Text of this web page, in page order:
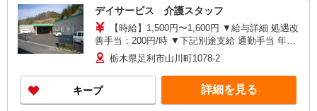
デイサービス 介護スタッフ
【時給】1,500円〜1,600円 ▼給与詳細 処遇改
善手当：200円/時 ▼下記別途支給 通勤手当 年末
年始手当：380円/時 寸志あり：年2回（6月・12
月） ※業績による ※処遇改善手当は試用期間中(3
ヶ月)は支給なし
栃木県足利市山川町1078-2
キープ 詳細を見る